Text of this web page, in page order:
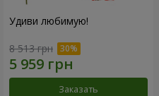
Удиви любимую!
8 513 грн
Заказать